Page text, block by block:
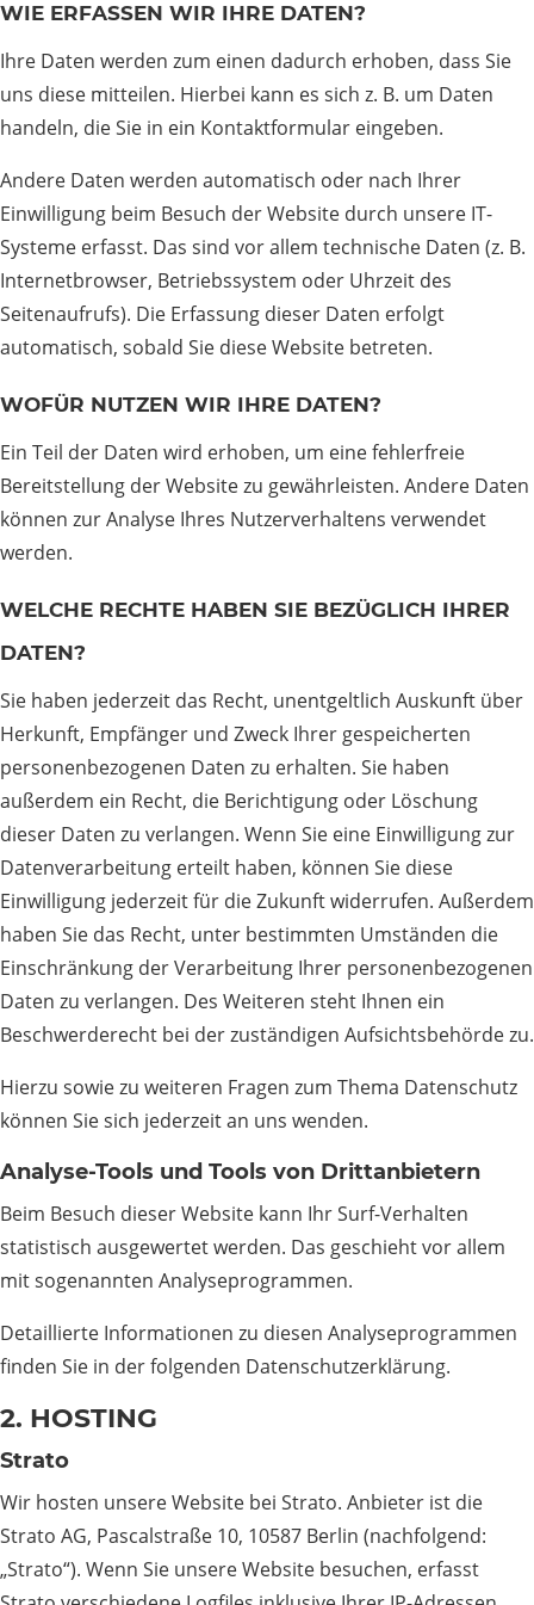
WIE ERFASSEN WIR IHRE DATEN?
Ihre Daten werden zum einen dadurch erhoben, dass Sie
uns diese mitteilen. Hierbei kann es sich z. B. um Daten
handeln, die Sie in ein Kontaktformular eingeben.
Andere Daten werden automatisch oder nach Ihrer
Einwilligung beim Besuch der Website durch unsere IT-
Systeme erfasst. Das sind vor allem technische Daten (z. B.
Internetbrowser, Betriebssystem oder Uhrzeit des
Seitenaufrufs). Die Erfassung dieser Daten erfolgt
automatisch, sobald Sie diese Website betreten.
WOFÜR NUTZEN WIR IHRE DATEN?
Ein Teil der Daten wird erhoben, um eine fehlerfreie
Bereitstellung der Website zu gewährleisten. Andere Daten
können zur Analyse Ihres Nutzerverhaltens verwendet
werden.
WELCHE RECHTE HABEN SIE BEZÜGLICH IHRER
DATEN?
Sie haben jederzeit das Recht, unentgeltlich Auskunft über
Herkunft, Empfänger und Zweck Ihrer gespeicherten
personenbezogenen Daten zu erhalten. Sie haben
außerdem ein Recht, die Berichtigung oder Löschung
dieser Daten zu verlangen. Wenn Sie eine Einwilligung zur
Datenverarbeitung erteilt haben, können Sie diese
Einwilligung jederzeit für die Zukunft widerrufen. Außerdem
haben Sie das Recht, unter bestimmten Umständen die
Einschränkung der Verarbeitung Ihrer personenbezogenen
Daten zu verlangen. Des Weiteren steht Ihnen ein
Beschwerderecht bei der zuständigen Aufsichtsbehörde zu.
Hierzu sowie zu weiteren Fragen zum Thema Datenschutz
können Sie sich jederzeit an uns wenden.
Analyse-Tools und Tools von Dritt­anbietern
Beim Besuch dieser Website kann Ihr Surf-Verhalten
statistisch ausgewertet werden. Das geschieht vor allem
mit sogenannten Analyseprogrammen.
Detaillierte Informationen zu diesen Analyseprogrammen
finden Sie in der folgenden Datenschutzerklärung.
2. HOSTING
Strato
Wir hosten unsere Website bei Strato. Anbieter ist die
Strato AG, Pascalstraße 10, 10587 Berlin (nachfolgend:
„Strato“). Wenn Sie unsere Website besuchen, erfasst